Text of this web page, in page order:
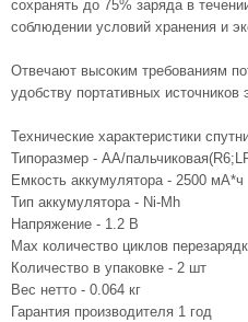
сохранять до 75% заряда в
соблюдении условий хранения и
Отвечают высоким требованиям
удобству портативных источников
Технические характеристики
Типоразмер - AA/
Емкость аккумулятора - 2500 мА*ч
Тип аккумулятора - Ni-Mh
Напряжение - 1.2 В
Max количество циклов
Количество в упаковке - 2 шт
Вес нетто - 0.064 кг
Гарантия производителя 1 год